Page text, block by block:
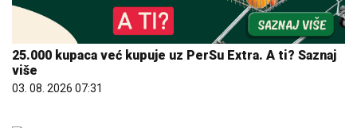
25.000 kupaca već kupuje uz PerSu Extra. A ti? Saznaj
više
03. 08. 2026 07:31